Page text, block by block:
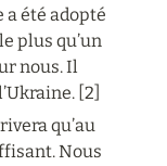
a été adopté
plus qu’un
nous. Il
[2]
qu’au
Nous